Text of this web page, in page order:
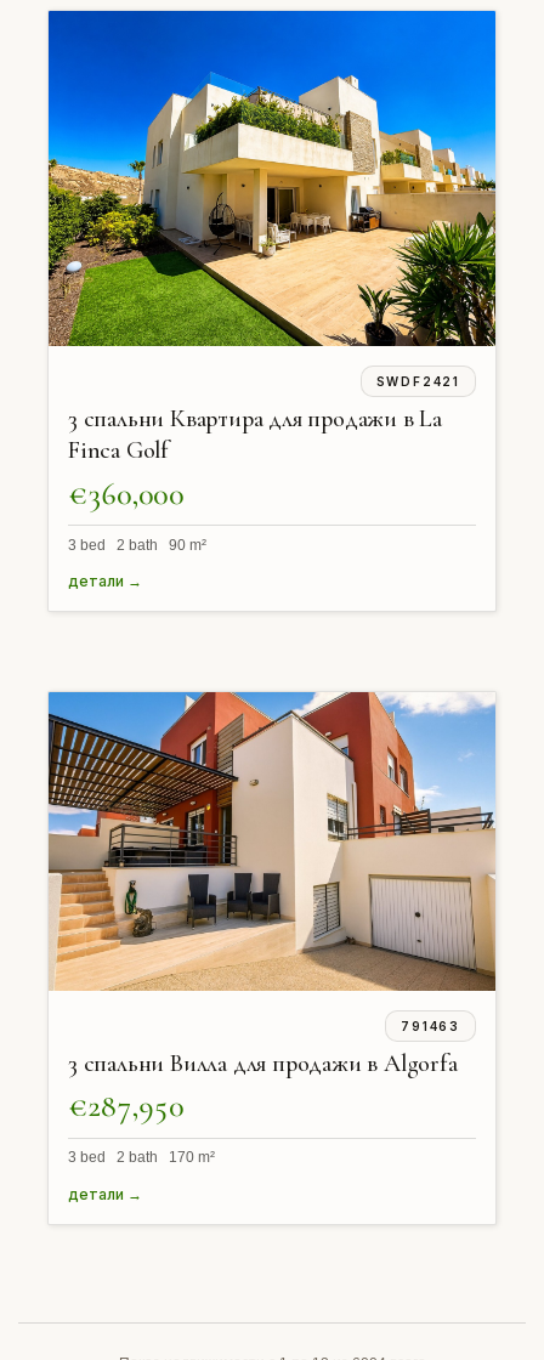
SWDF2421
3 спальни Квартира для продажи в La
Finca Golf
€360,000
3 bed 2 bath 90 m²
детали →
791463
3 спальни Вилла для продажи в Algorfa
€287,950
3 bed 2 bath 170 m²
детали →